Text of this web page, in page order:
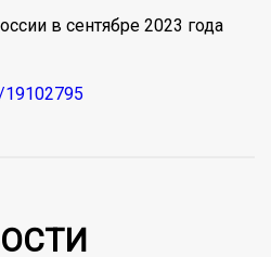
в сентябре 2023 года